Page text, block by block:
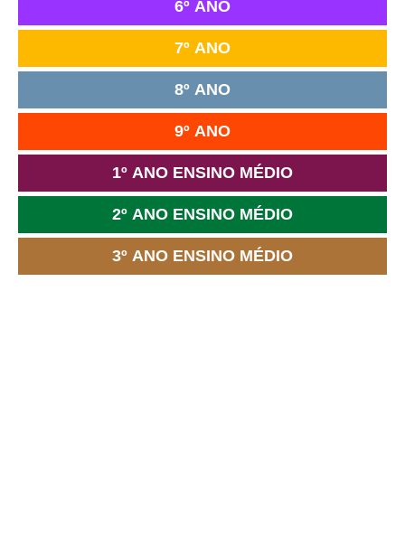
6º ANO
7º ANO
8º ANO
9º ANO
1º ANO ENSINO MÉDIO
2º ANO ENSINO MÉDIO
3º ANO ENSINO MÉDIO